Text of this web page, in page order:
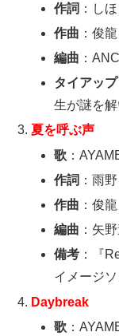
作詞 ：しほ
作曲 ：俊龍
編曲 ：
タイアップ
生が謎を
夏を呼ぶ声
歌 ：
作詞 ：雨
作曲 ：俊龍
編曲 ：矢
備考 ：『
イメージ
Daybreak
歌 ：